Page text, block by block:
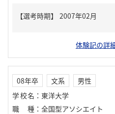
体験記の詳
08年卒 文系
男性
学校名 ： 東洋大学
職種 ： 全国型アソシエイト